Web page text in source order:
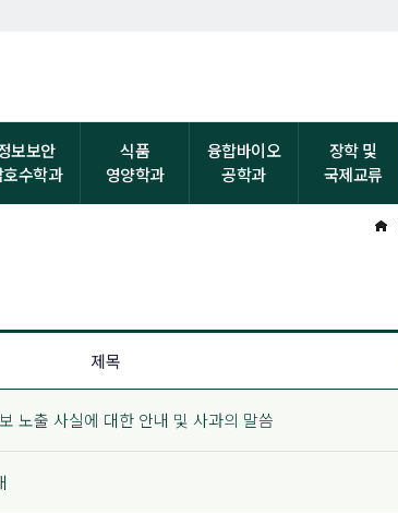
보보안
호수학과
식품
영양학과
융합바이오
공학과
장학 및
국제교류
제목
노출 사실에 대한 안내 및 사과의 말씀